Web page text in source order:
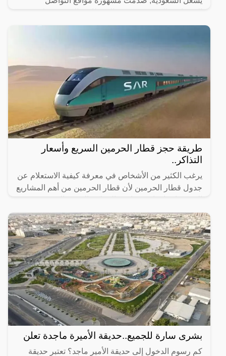
رقصها والميكاج الذي
طريقة حجز قطار الحرمين السريع وأسعار
التذاكر..
يرغب الكثير من الأشخاص في معرفة كيفية الاستعلام عن
جدول قطار الحرمين لأن قطار الحرمين من أهم المشاريع
بشرى سارة للجميع..حديقة الأميرة ماجدة تعلن
كم رسوم الدخول إلى حديقة الأمير ماجد؟ تعتبر حديقة